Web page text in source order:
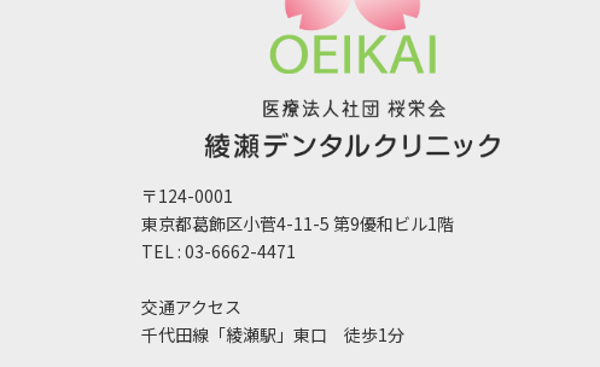
〒124-0001
東京都葛飾区小菅4-11-5 第9優和ビル1階
TEL : 03-6662-4471
交通アクセス
千代田線「綾瀬駅」東口 徒歩1分